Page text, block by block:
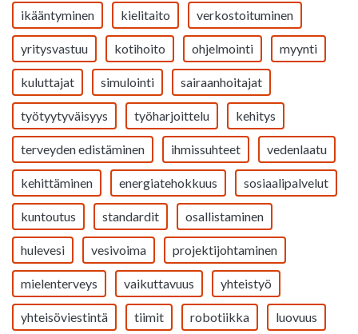
ikääntyminen kielitaito verkostoituminen
yritysvastuu kotihoito ohjelmointi myynti
kuluttajat simulointi sairaanhoitajat
työtyytyväisyys työharjoittelu kehitys
terveyden edistäminen ihmissuhteet vedenlaatu
kehittäminen energiatehokkuus sosiaalipalvelut
kuntoutus standardit osallistaminen
hulevesi vesivoima projektijohtaminen
mielenterveys vaikuttavuus yhteistyö
yhteisöviestintä tiimit robotiikka luovuus